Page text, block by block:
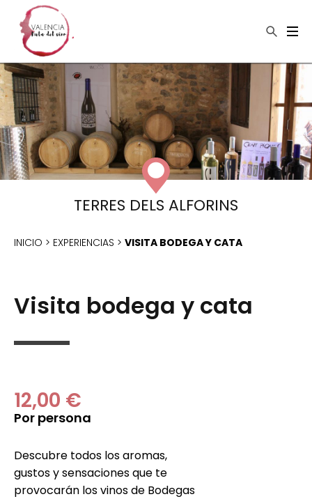
TERRES DELS ALFORINS
INICIO > EXPERIENCIAS > VISITA BODEGA Y CATA
Visita bodega y cata
12,00 €
Por persona
Descubre todos los aromas,
gustos y sensaciones que te
provocarán los vinos de Bodegas